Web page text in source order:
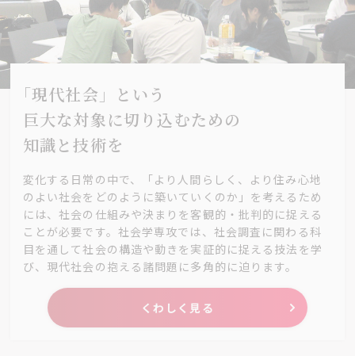
｢現代社会」という
巨大な対象に切り込むための
知識と技術を
変化する日常の中で、「より人間らしく、より住み心地
のよい社会をどのように築いていくのか」を考えるため
には、社会の仕組みや決まりを客観的・批判的に捉える
ことが必要です。社会学専攻では、社会調査に関わる科
目を通して社会の構造や動きを実証的に捉える技法を学
び、現代社会の抱える諸問題に多角的に迫ります。
くわしく見る